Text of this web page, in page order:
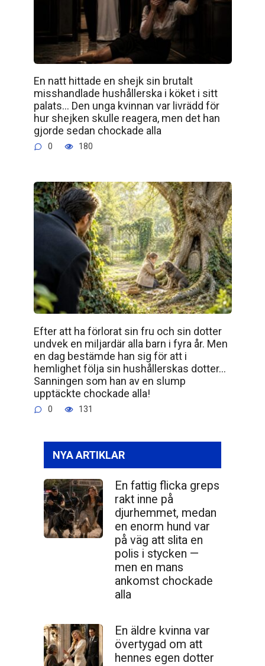
En natt hittade en shejk sin brutalt
misshandlade hushållerska i köket i sitt
palats… Den unga kvinnan var livrädd för
hur shejken skulle reagera, men det han
gjorde sedan chockade alla
0 180
Efter att ha förlorat sin fru och sin dotter
undvek en miljardär alla barn i fyra år. Men
en dag bestämde han sig för att i
hemlighet följa sin hushållerskas dotter…
Sanningen som han av en slump
upptäckte chockade alla!
0 131
NYA ARTIKLAR
En fattig flicka greps
rakt inne på
djurhemmet, medan
en enorm hund var
på väg att slita en
polis i stycken —
men en mans
ankomst chockade
alla
En äldre kvinna var
övertygad om att
hennes egen dotter